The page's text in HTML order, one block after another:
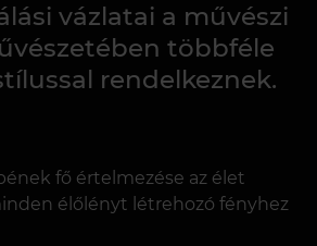
vázlatai a művészi
többféle
rendelkeznek.
fő értelmezése az élet
élőlényt létrehozó fényhez